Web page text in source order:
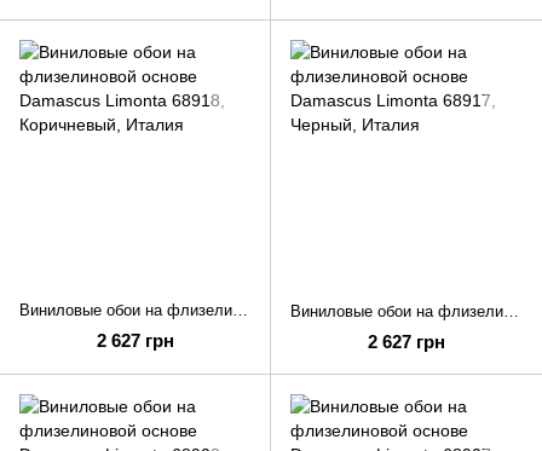
Виниловые обои на флизелиновой основе Damascus Limonta 68918
2 627 грн
Виниловые обои на флизелиновой основе Damascus Limonta 68917
2 627 грн